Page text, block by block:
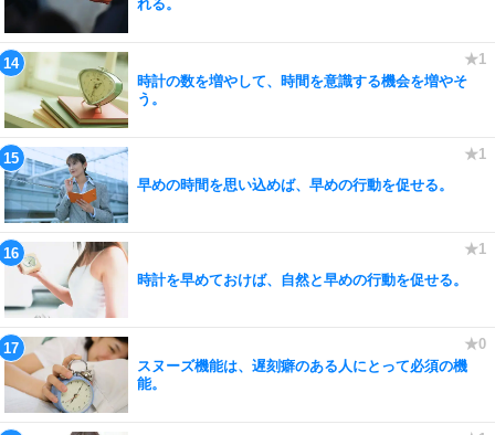
れる。
時計の数を増やして、時間を意識する機会を増やそ
う。
早めの時間を思い込めば、早めの行動を促せる。
時計を早めておけば、自然と早めの行動を促せる。
スヌーズ機能は、遅刻癖のある人にとって必須の機
能。